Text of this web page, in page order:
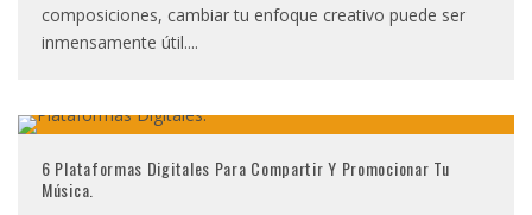
composiciones, cambiar tu enfoque creativo puede ser
inmensamente útil....
6 Plataformas Digitales Para Compartir Y Promocionar Tu
Música.